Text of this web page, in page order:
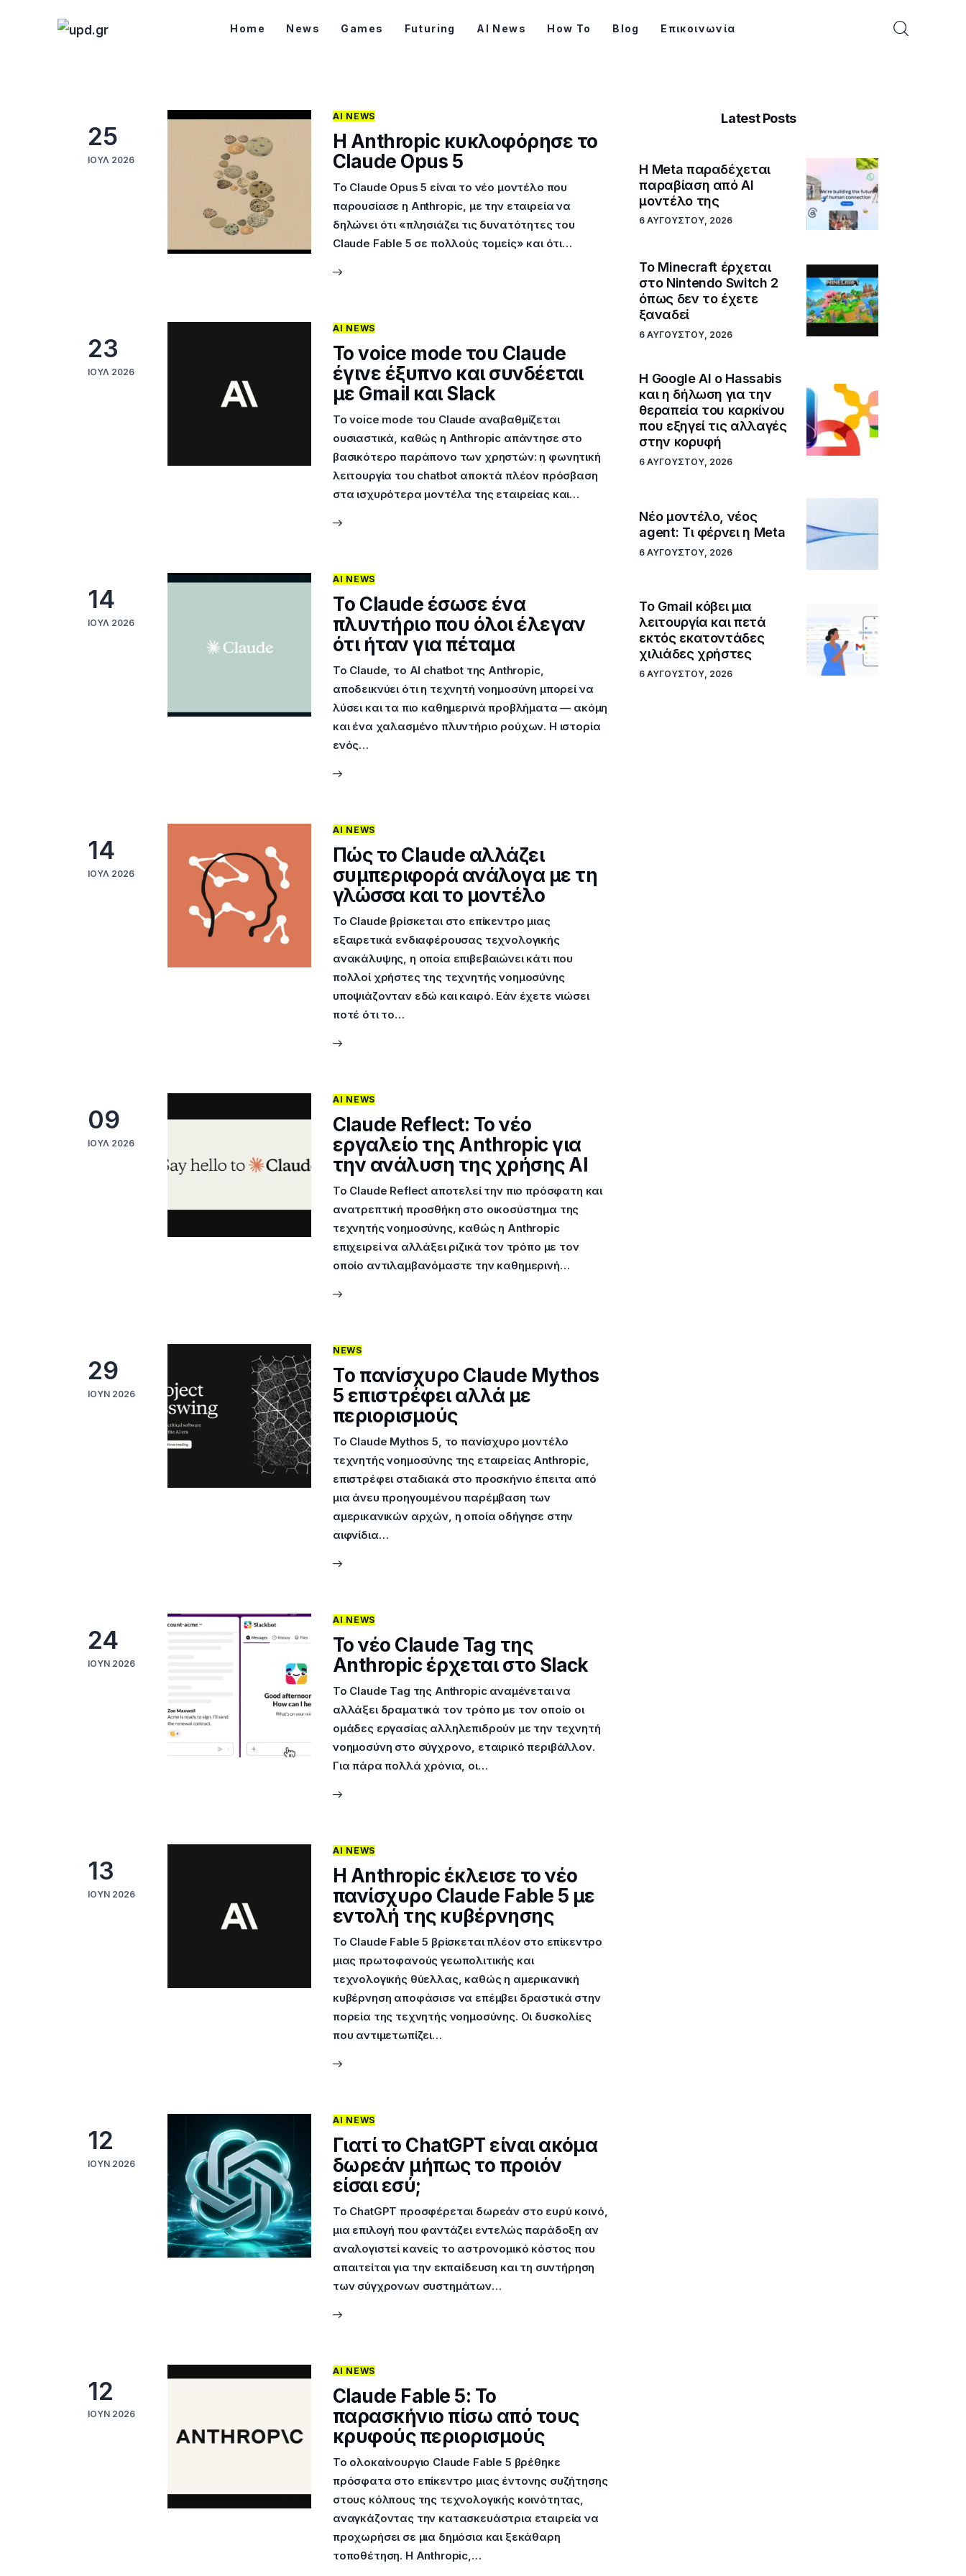
Home News Games Futuring AI News How To Blog Επικοινωνία
25
ΙΟΎΛ 2026
AI NEWS
Η Anthropic κυκλοφόρησε το
Claude Opus 5
Το Claude Opus 5 είναι το νέο μοντέλο που
παρουσίασε η Anthropic, με την εταιρεία να
δηλώνει ότι «πλησιάζει τις δυνατότητες του
Claude Fable 5 σε πολλούς τομείς» και ότι…
23
ΙΟΎΛ 2026
AI NEWS
Το voice mode του Claude
έγινε έξυπνο και συνδέεται
με Gmail και Slack
Το voice mode του Claude αναβαθμίζεται
ουσιαστικά, καθώς η Anthropic απάντησε στο
βασικότερο παράπονο των χρηστών: η φωνητική
λειτουργία του chatbot αποκτά πλέον πρόσβαση
στα ισχυρότερα μοντέλα της εταιρείας και…
14
ΙΟΎΛ 2026
AI NEWS
Tο Claude έσωσε ένα
πλυντήριο που όλοι έλεγαν
ότι ήταν για πέταμα
Το Claude, το AI chatbot της Anthropic,
αποδεικνύει ότι η τεχνητή νοημοσύνη μπορεί να
λύσει και τα πιο καθημερινά προβλήματα — ακόμη
και ένα χαλασμένο πλυντήριο ρούχων. Η ιστορία
ενός…
14
ΙΟΎΛ 2026
AI NEWS
Πώς το Claude αλλάζει
συμπεριφορά ανάλογα με τη
γλώσσα και το μοντέλο
Το Claude βρίσκεται στο επίκεντρο μιας
εξαιρετικά ενδιαφέρουσας τεχνολογικής
ανακάλυψης, η οποία επιβεβαιώνει κάτι που
πολλοί χρήστες της τεχνητής νοημοσύνης
υποψιάζονταν εδώ και καιρό. Εάν έχετε νιώσει
ποτέ ότι το…
09
ΙΟΎΛ 2026
AI NEWS
Claude Reflect: Το νέο
εργαλείο της Anthropic για
την ανάλυση της χρήσης AI
Το Claude Reflect αποτελεί την πιο πρόσφατη και
ανατρεπτική προσθήκη στο οικοσύστημα της
τεχνητής νοημοσύνης, καθώς η Anthropic
επιχειρεί να αλλάξει ριζικά τον τρόπο με τον
οποίο αντιλαμβανόμαστε την καθημερινή…
29
ΙΟΎΝ 2026
NEWS
Tο πανίσχυρο Claude Mythos
5 επιστρέφει αλλά με
περιορισμούς
Το Claude Mythos 5, το πανίσχυρο μοντέλο
τεχνητής νοημοσύνης της εταιρείας Anthropic,
επιστρέφει σταδιακά στο προσκήνιο έπειτα από
μια άνευ προηγουμένου παρέμβαση των
αμερικανικών αρχών, η οποία οδήγησε στην
αιφνίδια…
24
ΙΟΎΝ 2026
AI NEWS
Το νέο Claude Tag της
Anthropic έρχεται στο Slack
Το Claude Tag της Anthropic αναμένεται να
αλλάξει δραματικά τον τρόπο με τον οποίο οι
ομάδες εργασίας αλληλεπιδρούν με την τεχνητή
νοημοσύνη στο σύγχρονο, εταιρικό περιβάλλον.
Για πάρα πολλά χρόνια, οι…
13
ΙΟΎΝ 2026
AI NEWS
Η Anthropic έκλεισε το νέο
πανίσχυρο Claude Fable 5 με
εντολή της κυβέρνησης
Το Claude Fable 5 βρίσκεται πλέον στο επίκεντρο
μιας πρωτοφανούς γεωπολιτικής και
τεχνολογικής θύελλας, καθώς η αμερικανική
κυβέρνηση αποφάσισε να επέμβει δραστικά στην
πορεία της τεχνητής νοημοσύνης. Οι δυσκολίες
που αντιμετωπίζει…
12
ΙΟΎΝ 2026
AI NEWS
Γιατί το ChatGPT είναι ακόμα
δωρεάν μήπως το προιόν
είσαι εσύ;
Το ChatGPT προσφέρεται δωρεάν στο ευρύ κοινό,
μια επιλογή που φαντάζει εντελώς παράδοξη αν
αναλογιστεί κανείς το αστρονομικό κόστος που
απαιτείται για την εκπαίδευση και τη συντήρηση
των σύγχρονων συστημάτων…
12
ΙΟΎΝ 2026
AI NEWS
Claude Fable 5: Το
παρασκήνιο πίσω από τους
κρυφούς περιορισμούς
Το ολοκαίνουργιο Claude Fable 5 βρέθηκε
πρόσφατα στο επίκεντρο μιας έντονης συζήτησης
στους κόλπους της τεχνολογικής κοινότητας,
αναγκάζοντας την κατασκευάστρια εταιρεία να
προχωρήσει σε μια δημόσια και ξεκάθαρη
τοποθέτηση. Η Anthropic,…
Latest Posts
Η Meta παραδέχεται
παραβίαση από AI
μοντέλο της
6 ΑΥΓΟΎΣΤΟΥ, 2026
Το Minecraft έρχεται
στο Nintendo Switch 2
όπως δεν το έχετε
ξαναδεί
6 ΑΥΓΟΎΣΤΟΥ, 2026
Η Google ΑΙ ο Hassabis
και η δήλωση για την
θεραπεία του καρκίνου
που εξηγεί τις αλλαγές
στην κορυφή
6 ΑΥΓΟΎΣΤΟΥ, 2026
Νέο μοντέλο, νέος
agent: Τι φέρνει η Meta
6 ΑΥΓΟΎΣΤΟΥ, 2026
Το Gmail κόβει μια
λειτουργία και πετά
εκτός εκατοντάδες
χιλιάδες χρήστες
6 ΑΥΓΟΎΣΤΟΥ, 2026